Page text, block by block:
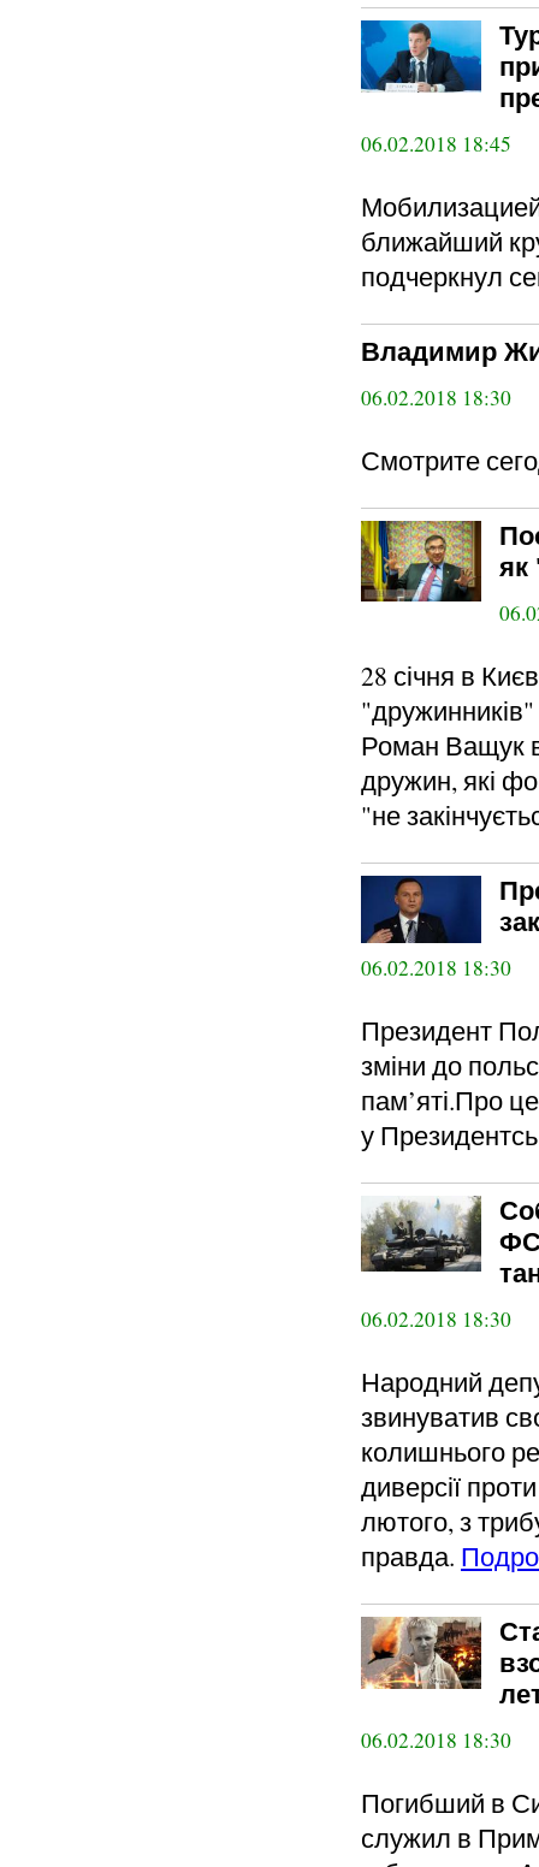
06.02.2018 18:45
ближайший
подчеркнул
Владимир
06.02.2018 18:30
Смотрите
як
28 січня в
"дружинників"
Роман Ващук
дружин, які
"не
06.02.2018 18:30
Президент
зміни до
пам’яті.Про
у
06.02.2018 18:30
Народний
звинуватив
колишнього
диверсії
лютого, з
правда.
06.02.2018 18:30
Погибший в
служил в